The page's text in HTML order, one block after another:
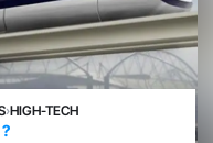
›HIGH-TECH